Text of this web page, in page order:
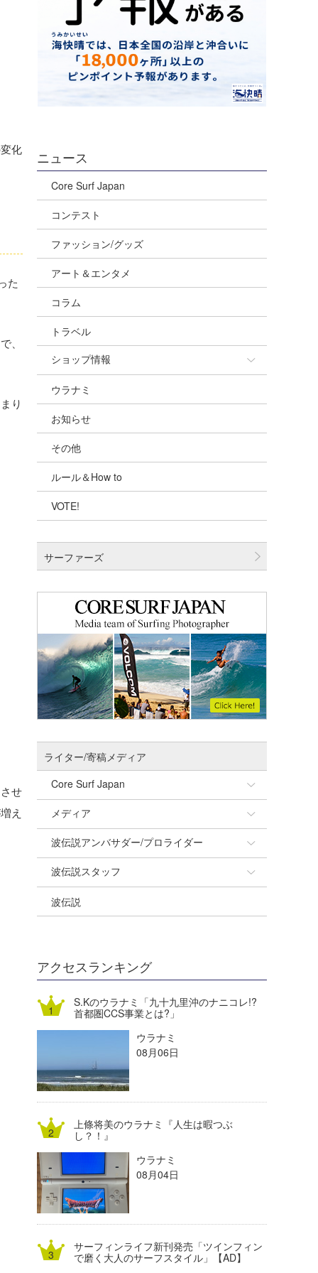
化
た
、
り
せ
え
ニュース
Core Surf Japan
コンテスト
ファッション/グッズ
アート＆エンタメ
コラム
トラベル
ショップ情報
ショップ情報
湘南
千葉北
伊豆
千葉南
四国
沖縄
ウラナミ
お知らせ
その他
ルール＆How to
VOTE!
サーファーズ
ライター/寄稿メディア
Core Surf Japan
Naoya Kimoto
mitsuteru Kamio
Yasunari Inoue
Yoshiyuki Obata
DELTA FORCE SURF
熊谷素子
メディア
SURFMEDIA
Colors MAGAZINE
WAVAL
波伝説アンバサダー/プロライダー
福島寿実子
中浦“JET”章
進士剛光
植村未来
大野”MAR”修聖
喜納海人
波伝説スタッフ
☆加藤
Aichan
ECE
H
KID
KOBU
KY
MIN
mitz
OYZ
波伝説
アクセスランキング
S.Kのウラナミ「九十九里沖のナニコレ!?
首都圏CCS事業とは?」
ウラナミ
08月06日
上條将美のウラナミ『人生は暇つぶ
し？！』
ウラナミ
08月04日
サーフィンライフ新刊発売「ツインフィン
で磨く大人のサーフスタイル」【AD】